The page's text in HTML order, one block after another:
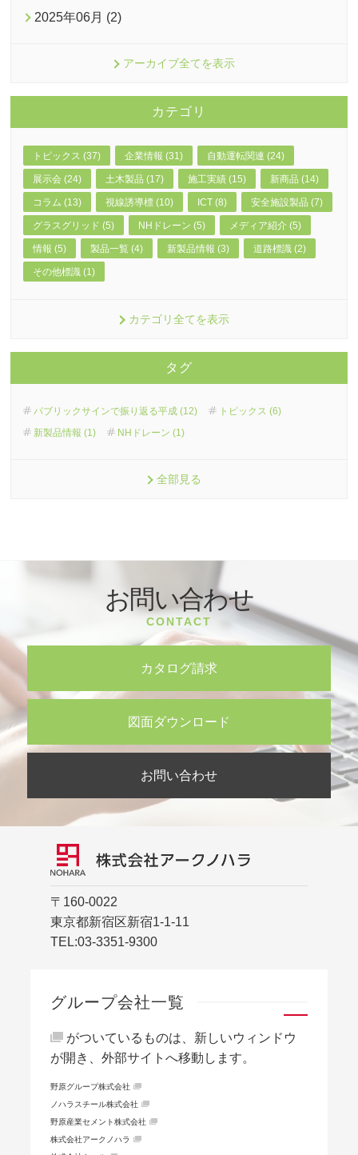
2025年06月 (2)
アーカイブ全てを表示
カテゴリ
トピックス (37) 企業情報 (31) 自動運転関連 (24)
展示会 (24) 土木製品 (17) 施工実績 (15) 新商品 (14)
コラム (13) 視線誘導標 (10) ICT (8) 安全施設製品 (7)
グラスグリッド (5) NHドレーン (5) メディア紹介 (5)
情報 (5) 製品一覧 (4) 新製品情報 (3) 道路標識 (2)
その他標識 (1)
カテゴリ全てを表示
タグ
パブリックサインで振り返る平成 (12)
トピックス (6)
新製品情報 (1)
NHドレーン (1)
全部見る
お問い合わせ
CONTACT
カタログ請求
図面ダウンロード
お問い合わせ
〒160-0022
東京都新宿区新宿1-1-11
TEL:03-3351-9300
グループ会社一覧
がついているものは、新しいウィンドウ
が開き、外部サイトへ移動します。
野原グループ株式会社
ノハラスチール株式会社
野原産業セメント株式会社
株式会社アークノハラ